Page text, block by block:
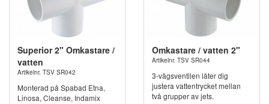
Superior 2" Omkastare /
vatten
Artikelnr. TSV SR042
Monterad på Spabad Etna,
Linosa, Cleanse, Indamix
Omkastare / vatten 2"
Artikelnr. TSV SR044
3-vägsventilen låter dig
justera vattentrycket mellan
två grupper av jets.